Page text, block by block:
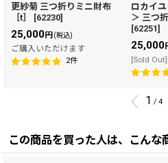
更紗菊 三つ折りミニ財布
［t］
[62230]
25,000円(税込)
ご購入いただけます
2件
ロカイ
＞ 三つ
[62251]
25,000
[Sold
1 / 4
この商品を買った人は、こんな